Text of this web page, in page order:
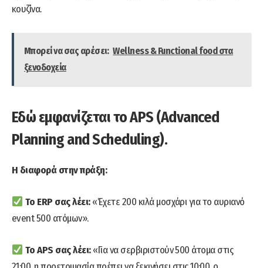
κουζίνα.
Μπορεί να σας αρέσει: Wellness & Functional food στα
ξενοδοχεία
Εδώ εμφανίζεται το APS (Advanced
Planning and Scheduling).
Η διαφορά στην πράξη:
Το ERP σας λέει:«Έχετε 200 κιλά μοσχάρι για το αυριανό
event 500 ατόμων».
Το APS σας λέει:«Για να σερβιριστούν 500 άτομα στις